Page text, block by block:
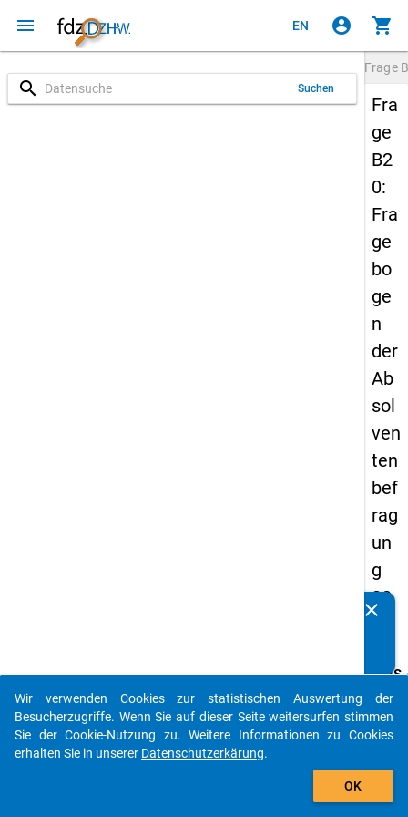
menu EN account_circle shopping_cart
search Suchen
Frage
Fra
ge
B2
0:
Fra
ge
bo
ge
n
der
Ab
sol
ven
ten
bef
rag
un
g
20
Details
B20
Wie
clear
auto_stories
add_shopping_cart
Wir verwenden Cookies zur statistischen Auswertung der
Besucherzugriffe. Wenn Sie auf dieser Seite weitersurfen stimmen
Sie der Cookie-Nutzung zu. Weitere Informationen zu Cookies
erhalten Sie in unserer Datenschutzerkärung.
OK